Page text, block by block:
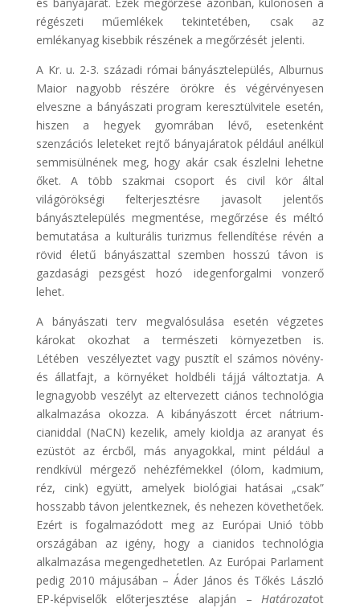
régészeti műemlékek tekintetében, csak az
emlékanyag kisebbik részének a megőrzését jelenti.
A Kr. u. 2-3. századi római bányásztelepülés, Alburnus
Maior nagyobb részére örökre és végérvényesen
elveszne a bányászati program keresztülvitele esetén,
hiszen a hegyek gyomrában lévő, esetenként
szenzációs leleteket rejtő bányajáratok például anélkül
semmisülnének meg, hogy akár csak észlelni lehetne
őket. A több szakmai csoport és civil kör által
világörökségi felterjesztésre javasolt jelentős
bányásztelepülés megmentése, megőrzése és méltó
bemutatása a kulturális turizmus fellendítése révén a
rövid életű bányászattal szemben hosszú távon is
gazdasági pezsgést hozó idegenforgalmi vonzerő
lehet.
A bányászati terv megvalósulása esetén végzetes
károkat okozhat a természeti környezetben is.
Létében veszélyeztet vagy pusztít el számos növény-
és állatfajt, a környéket holdbéli tájjá változtatja. A
legnagyobb veszélyt az eltervezett ciános technológia
alkalmazása okozza. A kibányászott ércet nátrium-
cianiddal (NaCN) kezelik, amely kioldja az aranyat és
ezüstöt az ércből, más anyagokkal, mint például a
rendkívül mérgező nehézfémekkel (ólom, kadmium,
réz, cink) együtt, amelyek biológiai hatásai „csak”
hosszabb távon jelentkeznek, és nehezen követhetőek.
Ezért is fogalmazódott meg az Európai Unió több
országában az igény, hogy a cianidos technológia
alkalmazása megengedhetetlen. Az Európai Parlament
pedig 2010 májusában – Áder János és Tőkés László
EP-képviselők előterjesztése alapján – Határozatot